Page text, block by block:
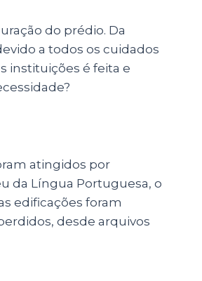
do prédio. Da
a todos os cuidados
instituições é feita e
atingidos por
da Língua Portuguesa, o
edificações foram
desde arquivos